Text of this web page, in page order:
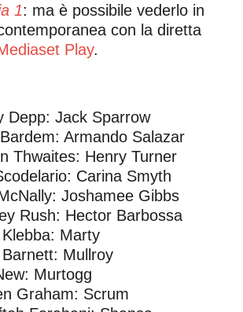
1: ma è possibile vederlo in
con la diretta
Play.
Depp: Jack Sparrow
Armando Salazar
Thwaites: Henry Turner
Carina Smyth
Joshamee Gibbs
Rush: Hector Barbossa
Marty
Mullroy
Murtogg
Graham: Scrum